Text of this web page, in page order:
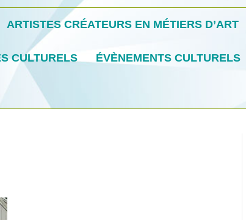
ARTISTES CRÉATEURS EN MÉTIERS D’ART
CULTURELS ÉVÈNEMENTS CULTURELS